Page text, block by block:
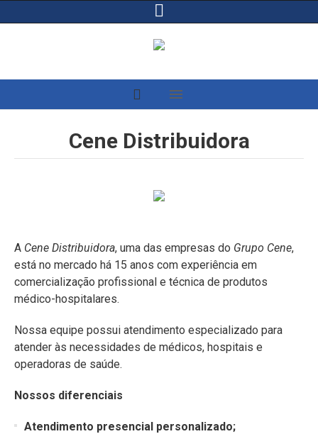
Cene Distribuidora
A Cene Distribuidora, uma das empresas do Grupo Cene,
está no mercado há 15 anos com experiência em
comercialização profissional e técnica de produtos
médico-hospitalares.
Nossa equipe possui atendimento especializado para
atender às necessidades de médicos, hospitais e
operadoras de saúde.
Nossos diferenciais
Atendimento presencial personalizado;